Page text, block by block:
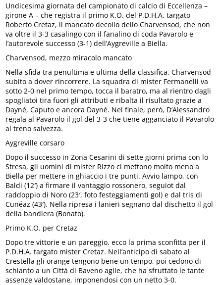
Undicesima giornata del campionato di calcio di Eccellenza –
girone A – che registra il primo K.O. del P.D.H.A. targato
Roberto Cretaz, il mancato decollo dello Charvensod, che non
va oltre il 3-3 casalingo con il fanalino di coda Pavarolo e
l’autorevole successo (3-1) dell’Aygreville a Biella.
Charvensod, mezzo miracolo mancato
Nella sfida tra penultima e ultima della classifica, Charvensod
subito a dover rincorrere. La squadra di mister Fermanelli va
sotto 2-0 nel primo tempo, tocca il baratro, ma al rientro dagli
spogliatoi tira fuori gli attributi e ribalta il risultato grazie a
Dayné, Caputo e ancora Dayné. Nel finale, però, D’Alessandro
regala al Pavarolo il gol del 3-3 che tiene agganciato il Pavarolo
al treno salvezza.
Aygreville corsaro
Dopo il successo in Zona Cesarini di sette giorni prima con lo
Stresa, gli uomini di mister Rizzo ci mettono molto meno a
Biella per mettere in ghiaccio i tre punti. Avvio lampo, con
Baldi (12′) a firmare il vantaggio rossonero, seguiot dal
raddoppio di Noro (23′, foto festeggiamenti gol) e dal tris di
Cunéaz (43′). Nella ripresa i lanieri segnano dal dischetto il gol
della bandiera (Bonato).
Primo K.O. per Cretaz
Dopo tre vittorie e un pareggio, ecco la prima sconfitta per il
P.D.H.A. targato mister Cretaz. Nell’anticipo di sabato al
Crestella gli orange tengono bene un tempo, poi cedono di
schianto a un Città di Baveno agile, che ha sfruttato le tante
assenze valdostane, imponendosi con un netto 3-0.